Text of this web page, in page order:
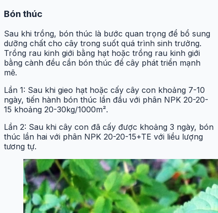
Bón thúc
Sau khi trồng, bón thúc là bước quan trọng để bổ sung
dưỡng chất cho cây trong suốt quá trình sinh trưởng.
Trồng rau kinh giới bằng hạt hoặc trồng rau kinh giới
bằng cành đều cần bón thúc để cây phát triển mạnh
mẽ.
Lần 1: Sau khi gieo hạt hoặc cấy cây con khoảng 7-10
ngày, tiến hành bón thúc lần đầu với phân NPK 20-20-
15 khoảng 20-30kg/1000m².
Lần 2: Sau khi cây con đã cấy được khoảng 3 ngày, bón
thúc lần hai với phân NPK 20-20-15+TE với liều lượng
tương tự.